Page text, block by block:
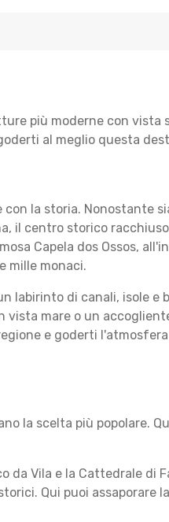
più moderne con vista
al meglio questa
la storia. Nonostante
il centro storico
Capela dos Ossos,
mille monaci.
labirinto di canali, isole e
mare o un
e goderti
la scelta più popolare.
da Vila e la Cattedrale di
Qui puoi assaporare